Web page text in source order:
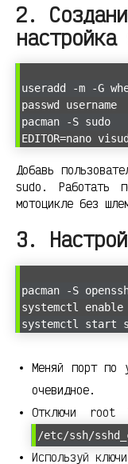
2.
настройка
useradd -m -G
passwd username
pacman -S sudo
EDITOR=nano
Добавь
sudo. Работать
мотоцикле без
3.
pacman -S
systemctl enable
systemctl start
Меняй порт по
очевидное.
Отключи
/etc/ssh/
Используй